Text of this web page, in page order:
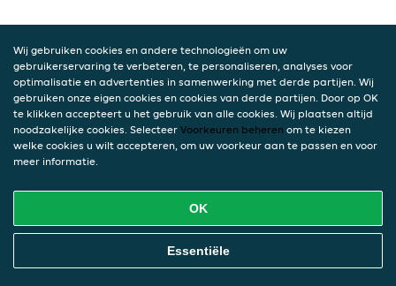
Wij gebruiken cookies en andere technologieën om uw
gebruikerservaring te verbeteren, te personaliseren, analyses voor
optimalisatie en advertenties in samenwerking met derde partijen. Wij
gebruiken onze eigen cookies en cookies van derde partijen. Door op OK
te klikken accepteert u het gebruik van alle cookies. Wij plaatsen altijd
noodzakelijke cookies. Selecteer Voorkeuren beheren om te kiezen
welke cookies u wilt accepteren, om uw voorkeur aan te passen en voor
meer informatie.
OK
Essentiële